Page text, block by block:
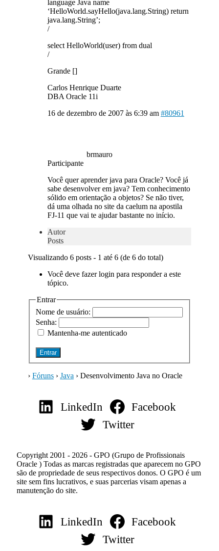
language Java name
‘HelloWorld.sayHello(java.lang.String) return
java.lang.String’;
/
select HelloWorld(user) from dual
/
Grande []
Carlos Henrique Duarte
DBA Oracle 11i
16 de dezembro de 2007 às 6:39 am #80961
brmauro
Participante
Você quer aprender java para Oracle? Você já
sabe desenvolver em java? Tem conhecimento
sólido em orientação a objetos? Se não tiver,
dá uma olhada no site da caelum na apostila
FJ-11 que vai te ajudar bastante no início.
Autor
Posts
Visualizando 6 posts - 1 até 6 (de 6 do total)
Você deve fazer login para responder a este
tópico.
Entrar
Nome de usuário:
Senha:
Mantenha-me autenticado
Entrar
› Fóruns › Java › Desenvolvimento Java no Oracle
LinkedIn
Facebook
Twitter
Copyright 2001 - 2026 - GPO (Grupo de Profissionais
Oracle ) Todas as marcas registradas que aparecem no GPO
são de propriedade de seus respectivos donos. O GPO é um
site sem fins lucrativos, e suas parcerias visam apenas a
manutenção do site.
LinkedIn
Facebook
Twitter